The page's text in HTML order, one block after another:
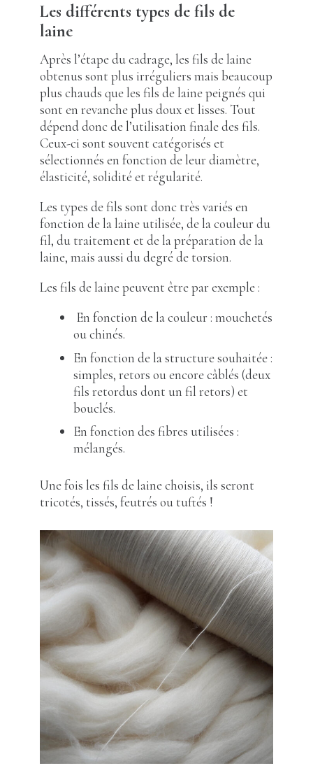
Les différents types de fils de
laine
Après l’étape du cadrage, les fils de laine
obtenus sont plus irréguliers mais beaucoup
plus chauds que les fils de laine peignés qui
sont en revanche plus doux et lisses. Tout
dépend donc de l’utilisation finale des fils.
Ceux-ci sont souvent catégorisés et
sélectionnés en fonction de leur diamètre,
élasticité, solidité et régularité.
Les types de fils sont donc très variés en
fonction de la laine utilisée, de la couleur du
fil, du traitement et de la préparation de la
laine, mais aussi du degré de torsion.
Les fils de laine peuvent être par exemple :
En fonction de la couleur : mouchetés
ou chinés.
En fonction de la structure souhaitée :
simples, retors ou encore câblés (deux
fils retordus dont un fil retors) et
bouclés.
En fonction des fibres utilisées :
mélangés.
Une fois les fils de laine choisis, ils seront
tricotés, tissés, feutrés ou tuftés !